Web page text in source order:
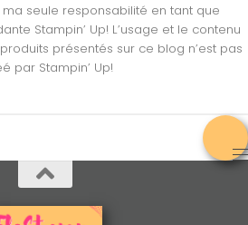
seule responsabilité en tant que
Stampin’ Up! L’usage et le contenu
présentés sur ce blog n’est pas
par Stampin’ Up!